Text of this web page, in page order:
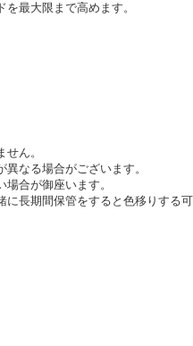
最大限まで高めます。
ん。
なる場合がございます。
合が御座います。
長期間保管をすると色移りする可